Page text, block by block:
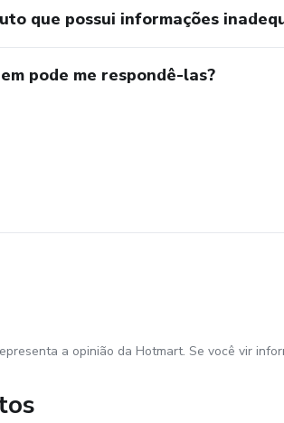
que possui informações
pode me respondê-las?
a opinião da Hotmart. Se você vir